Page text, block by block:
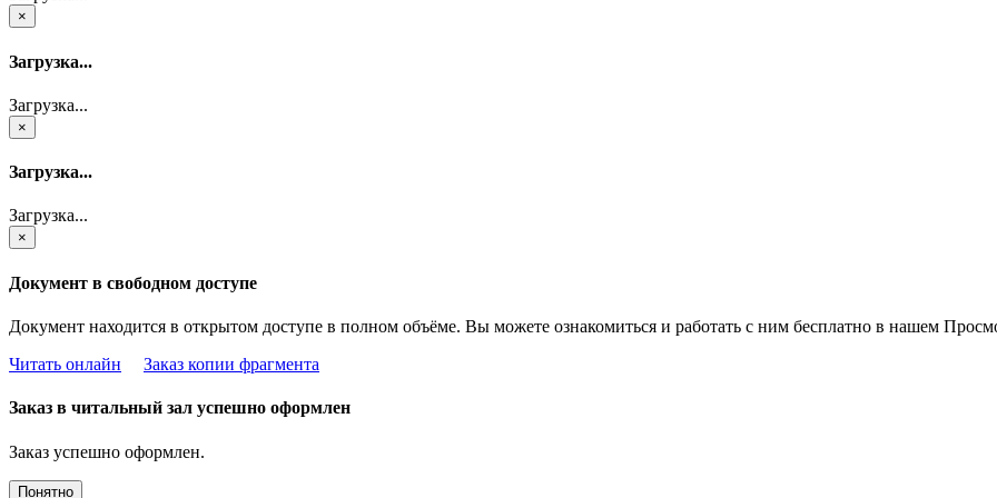
×
Загрузка...
Загрузка...
×
Загрузка...
Загрузка...
×
Документ в свободном доступе
Документ находится в открытом доступе в полном объёме. Вы можете ознакомиться и работать с ним бесплатно в нашем
Читать онлайн
Заказ копии фрагмента
Заказ в читальный зал успешно оформлен
Заказ успешно оформлен.
Понятно